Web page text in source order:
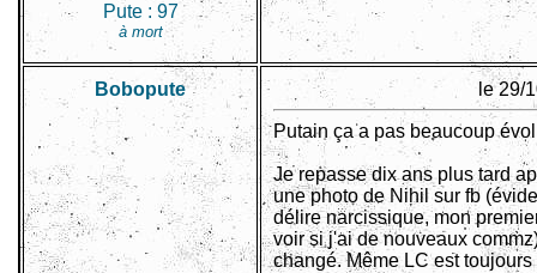
Pute : 97
à mort
Bobopute le 29/
Putain ça a pas beaucoup
Je repasse dix ans plus tard
une photo de Nihil sur fb
délire narcissique, mon
voir si j'ai de nouveaux
changé. Même LC est